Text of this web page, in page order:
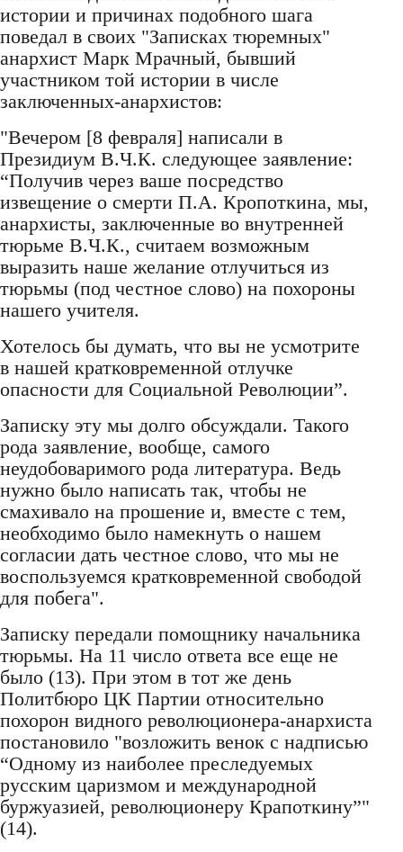
истории и причинах подобного шага
поведал в своих "Записках тюремных"
анархист Марк Мрачный, бывший
участником той истории в числе
заключенных-анархистов:
"Вечером [8 февраля] написали в
Президиум В.Ч.К. следующее заявление:
“Получив через ваше посредство
извещение о смерти П.А. Кропоткина, мы,
анархисты, заключенные во внутренней
тюрьме В.Ч.К., считаем возможным
выразить наше желание отлучиться из
тюрьмы (под честное слово) на похороны
нашего учителя.
Хотелось бы думать, что вы не усмотрите
в нашей кратковременной отлучке
опасности для Социальной Революции”.
Записку эту мы долго обсуждали. Такого
рода заявление, вообще, самого
неудобоваримого рода литература. Ведь
нужно было написать так, чтобы не
смахивало на прошение и, вместе с тем,
необходимо было намекнуть о нашем
согласии дать честное слово, что мы не
воспользуемся кратковременной свободой
для побега".
Записку передали помощнику начальника
тюрьмы. На 11 число ответа все еще не
было (13). При этом в тот же день
Политбюро ЦК Партии относительно
похорон видного революционера-анархиста
постановило "возложить венок с надписью
“Одному из наиболее преследуемых
русским царизмом и международной
буржуазией, революционеру Крапоткину”"
(14).